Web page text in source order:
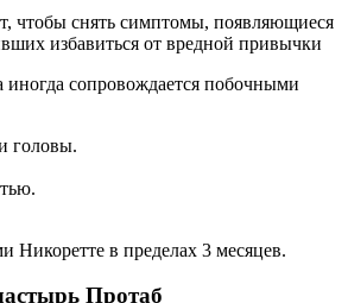
чтобы снять симптомы, появляющиеся
избавиться от вредной привычки
иногда сопровождается побочными
головы.
Никоретте в пределах 3 месяцев.
Протаб